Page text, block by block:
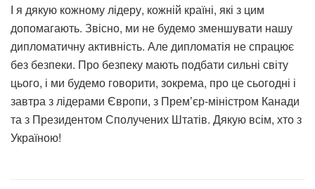
І я дякую кожному лідеру, кожній країні, які з цим
допомагають. Звісно, ми не будемо зменшувати нашу
дипломатичну активність. Але дипломатія не спрацює
без безпеки. Про безпеку мають подбати сильні світу
цього, і ми будемо говорити, зокрема, про це сьогодні і
завтра з лідерами Європи, з Премʼєр-міністром Канади
та з Президентом Сполучених Штатів. Дякую всім, хто з
Україною!